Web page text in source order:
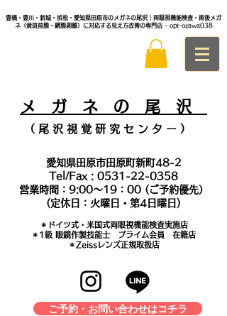
豊橋・豊川・新城・浜松・愛知県田原市のメガネの尾沢｜両眼視機能検査・術後メガ
ネ（黄斑前膜・網膜剥離）に対応する見え方改善の専門店 - opt-ozawa038
メ ガ ネ の 尾 沢
（ 尾 沢 視 覚 研 究 セ ン タ ー ）
愛知県田原市田原町新町48-2
Tel/Fax : 0531-22-0358
営業時間：9:00～19：00 (ご予約優先）
(定休日：火曜日・第4日曜日)
＊​ドイツ式・米国式両眼視機能検査実施店
​＊1級 眼鏡作製技能士 プライム会員 在籍店
＊Zeissレンズ正規取扱店
ご予約・お問い合わせはコチラ